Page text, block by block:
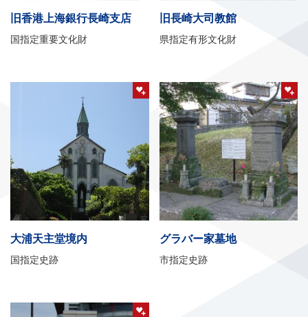
旧香港上海銀行長崎支店
国指定重要文化財
旧長崎大司教館
県指定有形文化財
大浦天主堂境内
国指定史跡
グラバー家墓地
市指定史跡